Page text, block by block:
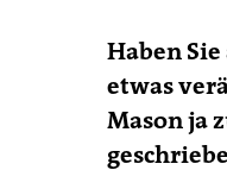
Haben
etwas
Mason ja